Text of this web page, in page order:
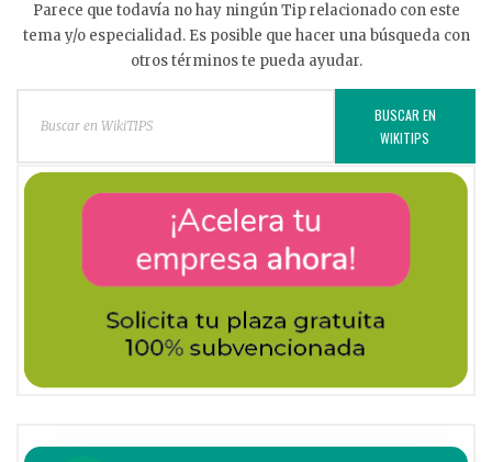
Parece que todavía no hay ningún Tip relacionado con este
tema y/o especialidad. Es posible que hacer una búsqueda con
otros términos te pueda ayudar.
BUSCAR EN
WIKITIPS